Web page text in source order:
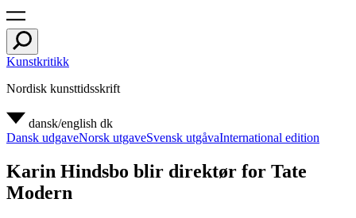
Kunstkritikk
Nordisk kunsttidsskrift
dansk/english dk
Dansk udgaveNorsk utgaveSvensk utgåvaInternational edition
Karin Hindsbo blir direktør for Tate
Modern